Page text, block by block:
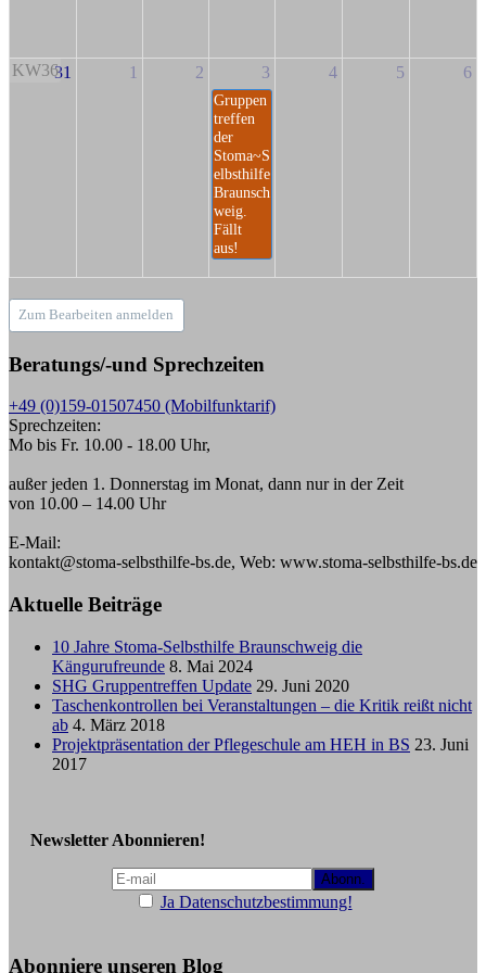
KW3631 1 2 3
Gruppen
treffen
der
Stoma~S
elbsthilfe
Braunsch
weig.
Fällt
aus!
4 5 6
Zum Bearbeiten anmelden
Beratungs/-und Sprechzeiten
+49 (0)159-01507450 (Mobilfunktarif)
Sprechzeiten:
Mo bis Fr. 10.00 - 18.00 Uhr,
außer jeden 1. Donnerstag im Monat, dann nur in der Zeit
von 10.00 – 14.00 Uhr
E-Mail:
kontakt@stoma-selbsthilfe-bs.de, Web: www.stoma-selbsthilfe-bs.de
Aktuelle Beiträge
10 Jahre Stoma-Selbsthilfe Braunschweig die
Kängurufreunde 8. Mai 2024
SHG Gruppentreffen Update 29. Juni 2020
Taschenkontrollen bei Veranstaltungen – die Kritik reißt nicht
ab 4. März 2018
Projektpräsentation der Pflegeschule am HEH in BS 23. Juni
2017
Newsletter Abonnieren!
Ja Datenschutzbestimmung!
Abonniere unseren Blog